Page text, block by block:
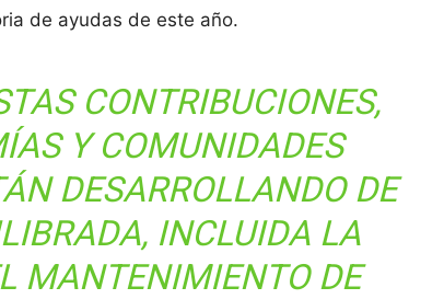
de ayudas de este año.
CONTRIBUCIONES,
Y COMUNIDADES
DESARROLLANDO DE
INCLUIDA LA
MANTENIMIENTO DE